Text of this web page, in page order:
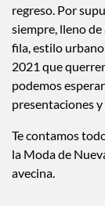
regreso. Por
siempre, lleno
fila, estilo
2021 que
podemos
presentaciones
Te contamos
la Moda de
avecina.